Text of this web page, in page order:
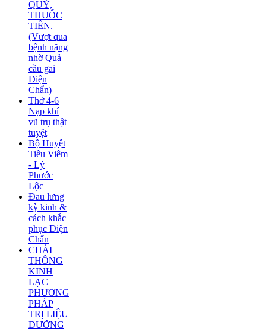
QUỶ,
THUỐC
TIÊN.
(Vượt qua
bệnh nặng
nhờ Quả
cầu gai
Diện
Chẩn)
Thở 4-6
Nạp khí
vũ trụ thật
tuyệt
Bộ Huyệt
Tiêu Viêm
- Lý
Phước
Lộc
Đau lưng
kỳ kinh &
cách khắc
phục Diện
Chẩn
CHẢI
THÔNG
KINH
LẠC
PHƯƠNG
PHÁP
TRỊ LIỆU
DƯỠNG